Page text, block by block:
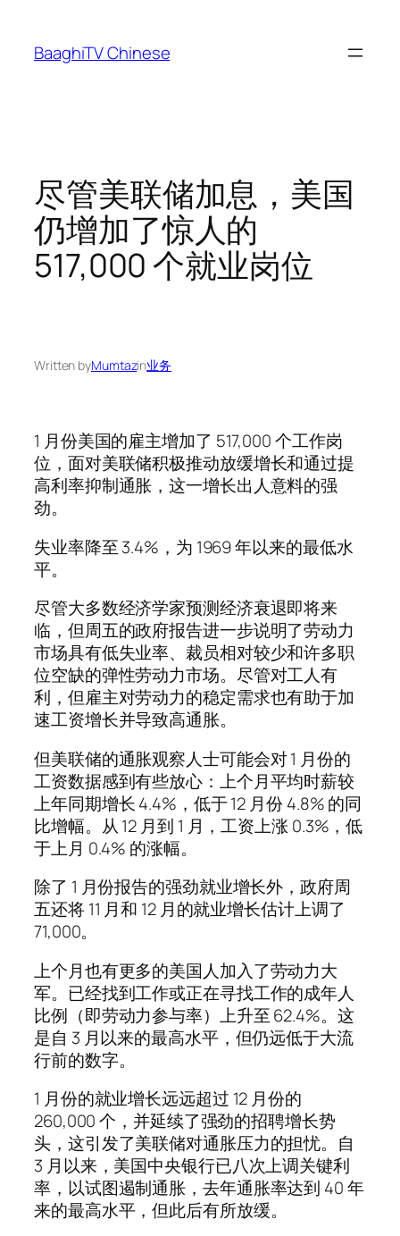
content
BaaghiTV Chinese
尽管美联储加息，美国
仍增加了惊人的
517,000 个就业岗位
Written byMumtazin业务
1 月份美国的雇主增加了 517,000 个工作岗
位，面对美联储积极推动放缓增长和通过提
高利率抑制通胀，这一增长出人意料的强
劲。
失业率降至 3.4%，为 1969 年以来的最低水
平。
尽管大多数经济学家预测经济衰退即将来
临，但周五的政府报告进一步说明了劳动力
市场具有低失业率、裁员相对较少和许多职
位空缺的弹性劳动力市场。尽管对工人有
利，但雇主对劳动力的稳定需求也有助于加
速工资增长并导致高通胀。
但美联储的通胀观察人士可能会对 1 月份的
工资数据感到有些放心：上个月平均时薪较
上年同期增长 4.4%，低于 12 月份 4.8% 的同
比增幅。从 12 月到 1 月，工资上涨 0.3%，低
于上月 0.4% 的涨幅。
除了 1 月份报告的强劲就业增长外，政府周
五还将 11 月和 12 月的就业增长估计上调了
71,000。
上个月也有更多的美国人加入了劳动力大
军。已经找到工作或正在寻找工作的成年人
比例（即劳动力参与率）上升至 62.4%。这
是自 3 月以来的最高水平，但仍远低于大流
行前的数字。
1 月份的就业增长远远超过 12 月份的
260,000 个，并延续了强劲的招聘增长势
头，这引发了美联储对通胀压力的担忧。自
3 月以来，美国中央银行已八次上调关键利
率，以试图遏制通胀，去年通胀率达到 40 年
来的最高水平，但此后有所放缓。